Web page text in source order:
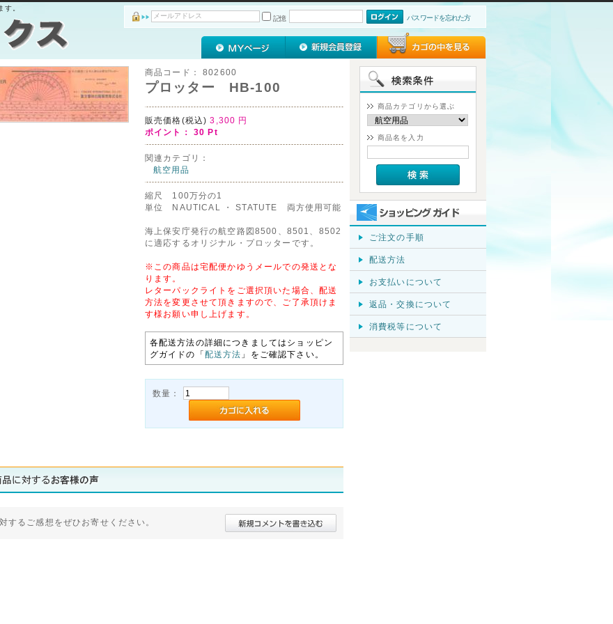
す。
記憶
パスワードを忘れた方
商品コード： 802600
プロッター HB-100
販売価格(税込) 3,300 円
ポイント： 30 Pt
関連カテゴリ：
航空用品
縮尺 100万分の1
単位 NAUTICAL ・ STATUTE 両方使用可能
海上保安庁発行の航空路図8500、8501、8502
に適応するオリジナル・プロッターです。
※この商品は宅配便かゆうメールでの発送とな
ります。
レターパックライトをご選択頂いた場合、配送
方法を変更させて頂きますので、ご了承頂けま
す様お願い申し上げます。
各配送方法の詳細につきましてはショッピン
グガイドの「配送方法 」をご確認下さい。
数量：
するご感想をぜひお寄せください。
商品カテゴリから選ぶ
商品名を入力
ご注文の手順
配送方法
お支払いについて
返品・交換について
消費税等について